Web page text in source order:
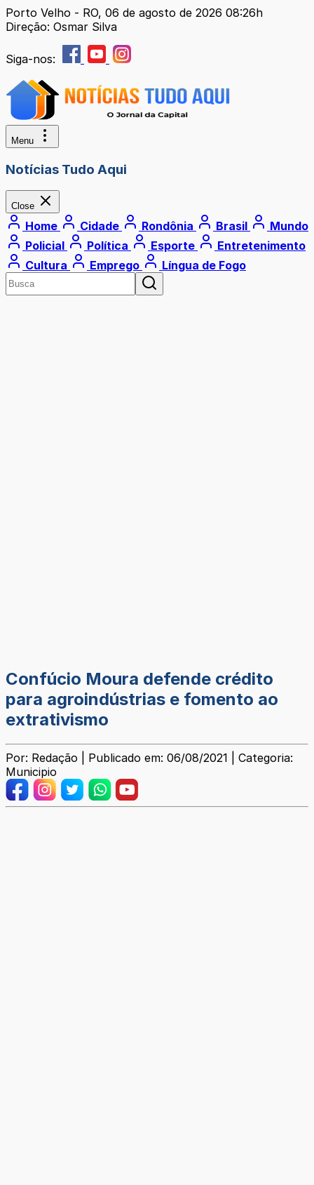
Porto Velho - RO, 06 de agosto de 2026 08:26h
Direção: Osmar Silva
Siga-nos:
Menu
Notícias Tudo Aqui
Close
Home Cidade Rondônia Brasil
Mundo
Policial
Política Esporte
Entretenimento
Cultura
Emprego Língua de Fogo
Confúcio Moura defende crédito
para agroindústrias e fomento ao
extrativismo
Por: Redação | Publicado em: 06/08/2021 | Categoria:
Municipio